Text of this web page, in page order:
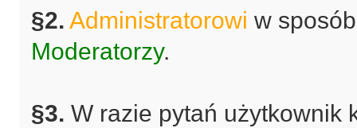
§2. Administratorowi w
Moderatorzy.
§3. W razie pytań użytkownik